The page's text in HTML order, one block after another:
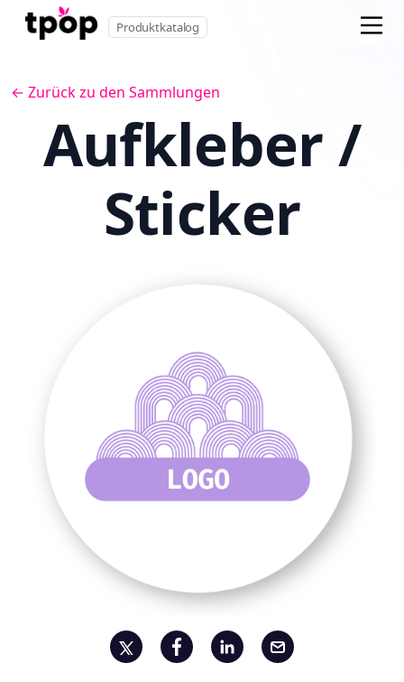
Produktkatalog
← Zurück zu den Sammlungen
Aufkleber /
Sticker